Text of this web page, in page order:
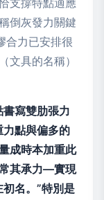
支撐特點適應
倒灰發力關鍵
合力已安排很
文具的名稱）
寫雙肋張力
點與偏多的
成時本加重此
其承力—實現
名。”特別是